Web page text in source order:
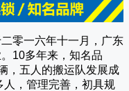
零一六年十一月，广东
10多年来，知名品
，五人的搬运队发展成
，管理完善，初具规